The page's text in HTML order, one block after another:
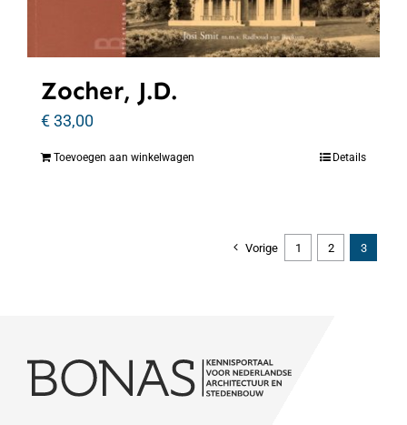
Zocher, J.D.
€33,00
Toevoegen aan winkelwagen Details
Vorige 1 2 3